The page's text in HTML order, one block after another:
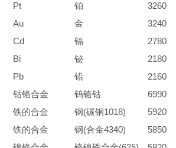
Pt
铂 3260
Au
金 3240
Cd
镉 2780
Bi
铋 2180
Pb
铅 2160
钴铬合金
钨铬钴 6990
铁的合金
钢(碳钢1018) 5920
铁的合金
钢(合金4340) 5850